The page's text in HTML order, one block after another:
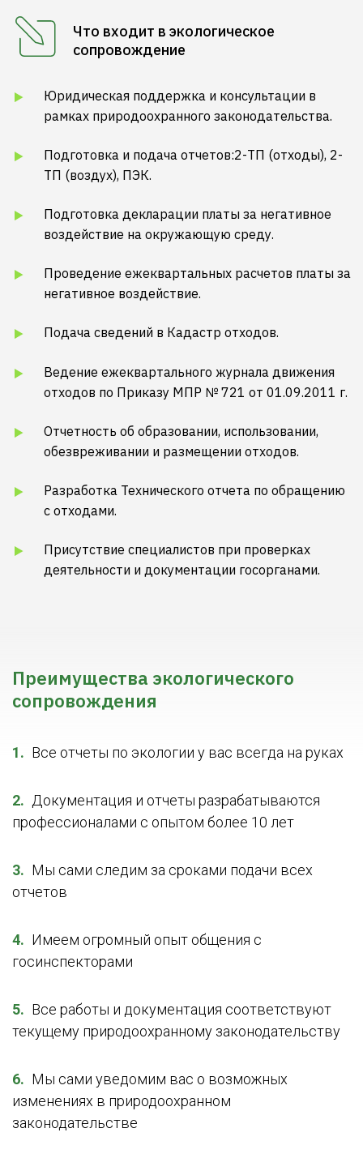
Что входит в экологическое
сопровождение
Юридическая поддержка и консультации в
рамках природоохранного законодательства.
Подготовка и подача отчетов:2-ТП (отходы), 2-
ТП (воздух), ПЭК.
Подготовка декларации платы за негативное
воздействие на окружающую среду.
Проведение ежеквартальных расчетов платы за
негативное воздействие.
Подача сведений в Кадастр отходов.
Ведение ежеквартального журнала движения
отходов по Приказу МПР № 721 от 01.09.2011 г.
Отчетность об образовании, использовании,
обезвреживании и размещении отходов.
Разработка Технического отчета по обращению
с отходами.
Присутствие специалистов при проверках
деятельности и документации госорганами.
Преимущества экологического
сопровождения
Все отчеты по экологии у вас всегда на руках
Документация и отчеты разрабатываются
профессионалами с опытом более 10 лет
Мы сами следим за сроками подачи всех
отчетов
Имеем огромный опыт общения с
госинспекторами
Все работы и документация соответствуют
текущему природоохранному законодательству
Мы сами уведомим вас о возможных
изменениях в природоохранном
законодательстве